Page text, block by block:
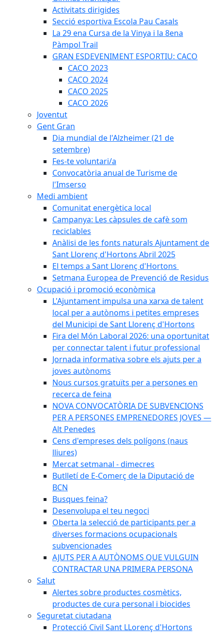
Activitats dirigides
Secció esportiva Escola Pau Casals
La 29 ena Cursa de la Vinya i la 8ena
Pàmpol Trail
GRAN ESDEVENIMENT ESPORTIU: CACO
CACO 2023
CACO 2024
CACO 2025
CACO 2026
Joventut
Gent Gran
Dia mundial de l'Alzheimer (21 de
setembre)
Fes-te voluntari/a
Convocatòria anual de Turisme de
l'Imserso
Medi ambient
Comunitat energètica local
Campanya: Les càpsules de cafè som
reciclables
Anàlisi de les fonts naturals Ajuntament de
Sant Llorenç d'Hortons Abril 2025
El temps a Sant Llorenç d'Hortons
Setmana Europea de Prevenció de Residus
Ocupació i promoció econòmica
L'Ajuntament impulsa una xarxa de talent
local per a autònoms i petites empreses
del Municipi de Sant Llorenç d'Hortons
Fira del Món Laboral 2026: una oportunitat
per connectar talent i futur professional
Jornada informativa sobre els ajuts per a
joves autònoms
Nous cursos gratuïts per a persones en
recerca de feina
NOVA CONVOCATÒRIA DE SUBVENCIONS
PER A PERSONES EMPRENEDORES JOVES —
Alt Penedes
Cens d'empreses dels polígons (naus
lliures)
Mercat setmanal - dimecres
Butlletí de E-Comerç de la Diputació de
BCN
Busques feina?
Desenvolupa el teu negoci
Oberta la selecció de participants per a
diverses formacions ocupacionals
subvencionades
AJUTS PER A AUTÒNOMS QUE VULGUIN
CONTRACTAR UNA PRIMERA PERSONA
Salut
Alertes sobre productes cosmètics,
productes de cura personal i biocides
Seguretat ciutadana
Protecció Civil Sant LLorenç d'Hortons